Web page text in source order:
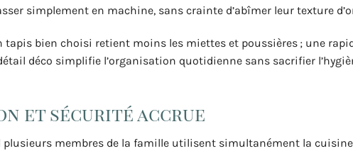
simplement en machine, sans crainte d’abîmer leur texture
tapis bien choisi retient moins les miettes et poussières ; une
déco simplifie l’organisation quotidienne sans sacrifier
et sécurité accrue
membres de la famille utilisent simultanément la